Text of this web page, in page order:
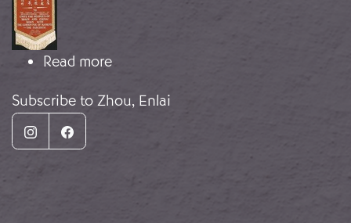
Read moreabout “A la compañía china de las
Subscribe to Zhou, Enlai
InstagramFacebook